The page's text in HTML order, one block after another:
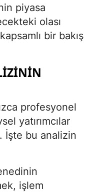
piyasa
olası
bir bakış
profesyonel
yatırımcılar
İşte bu analizin
işlem